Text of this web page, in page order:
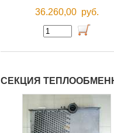
36.260,00 руб.
СЕКЦИЯ